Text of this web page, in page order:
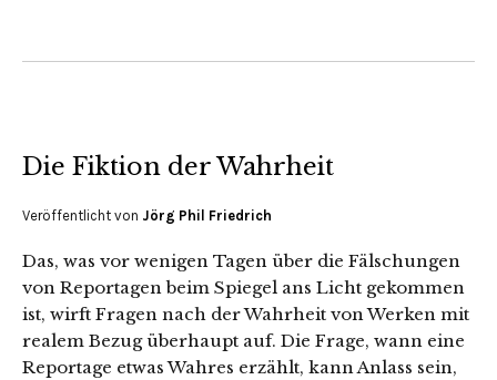
Die Fiktion der Wahrheit
Veröffentlicht von Jörg Phil Friedrich
Das, was vor wenigen Tagen über die Fälschungen
von Reportagen beim Spiegel ans Licht gekommen
ist, wirft Fragen nach der Wahrheit von Werken mit
realem Bezug überhaupt auf. Die Frage, wann eine
Reportage etwas Wahres erzählt, kann Anlass sein,